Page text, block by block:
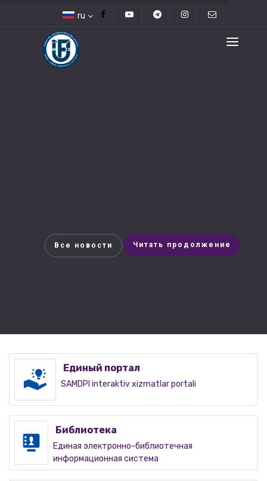
ru
Читать продолжение
Все новости
Единый портал
SAMDPI interaktiv xizmatlar portali
Библиотека
Единая электронно-библиотечная
информационная система